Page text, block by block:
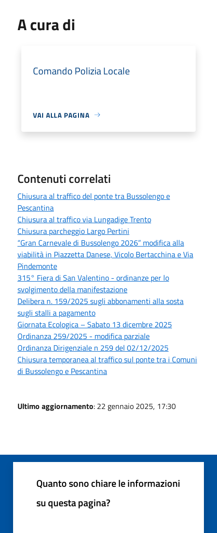
A cura di
Comando Polizia Locale
VAI ALLA PAGINA
Contenuti correlati
Chiusura al traffico del ponte tra Bussolengo e
Pescantina
Chiusura al traffico via Lungadige Trento
Chiusura parcheggio Largo Pertini
“Gran Carnevale di Bussolengo 2026” modifica alla
viabilità in Piazzetta Danese, Vicolo Bertacchina e Via
Pindemonte
315° Fiera di San Valentino - ordinanze per lo
svolgimento della manifestazione
Delibera n. 159/2025 sugli abbonamenti alla sosta
sugli stalli a pagamento
Giornata Ecologica – Sabato 13 dicembre 2025
Ordinanza 259/2025 - modifica parziale
Ordinanza Dirigenziale n 259 del 02/12/2025
Chiusura temporanea al traffico sul ponte tra i Comuni
di Bussolengo e Pescantina
Ultimo aggiornamento: 22 gennaio 2025, 17:30
Quanto sono chiare le informazioni
su questa pagina?